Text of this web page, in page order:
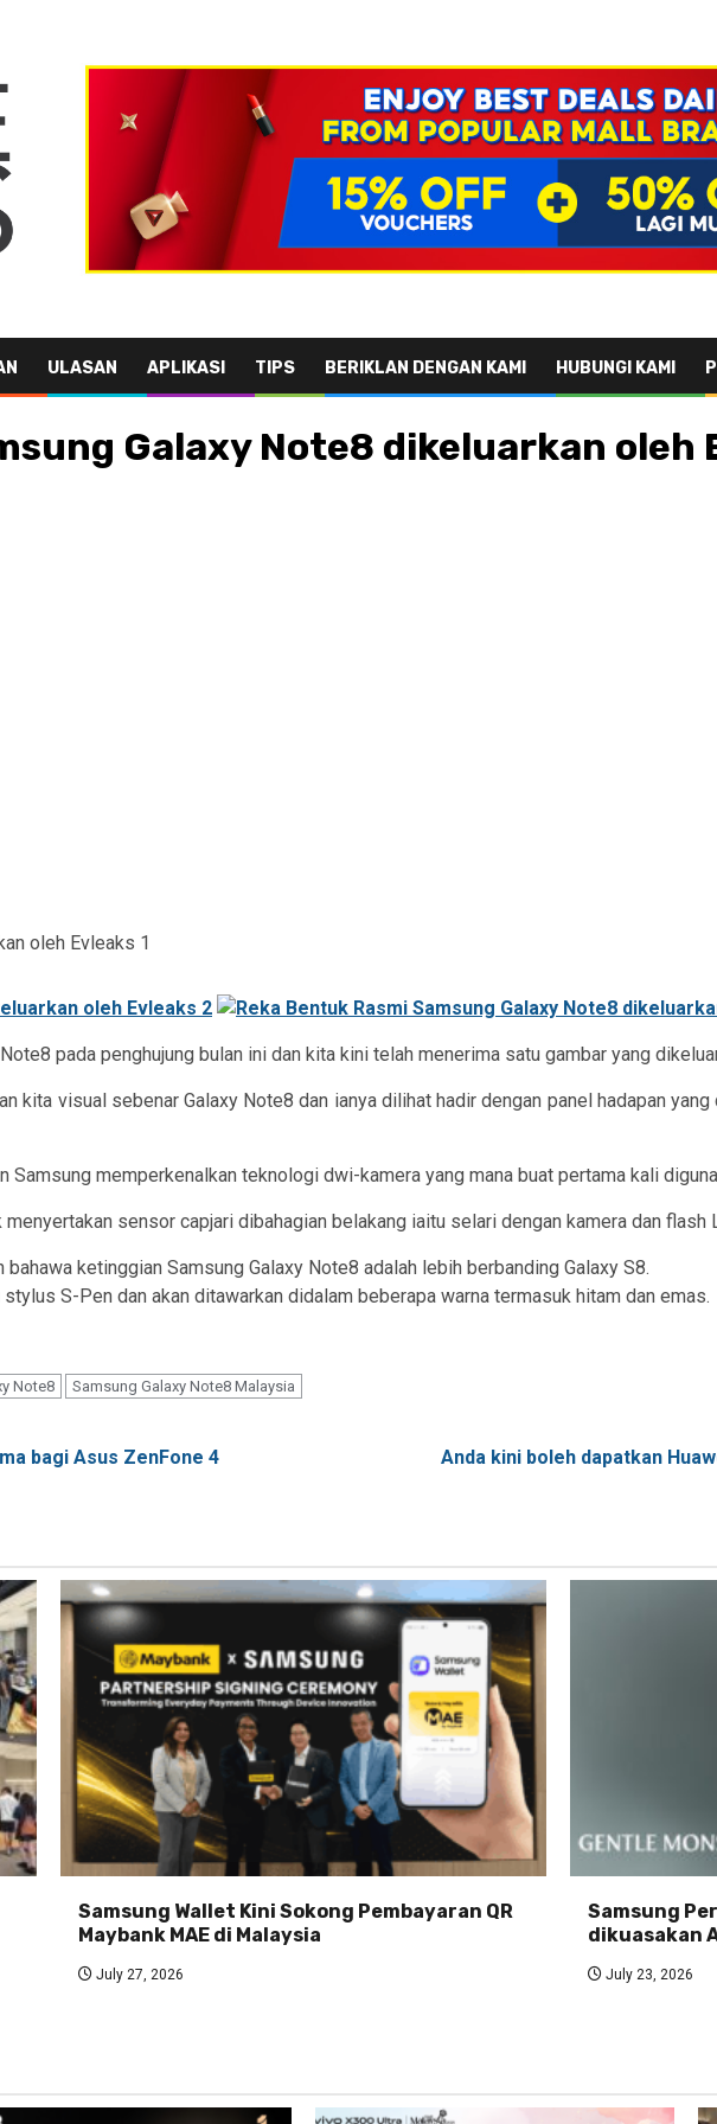
ULASAN APLIKASI TIPS BERIKLAN DENGAN KAMI HUBUNGI KAMI
Galaxy Note8 dikeluarkan oleh
pada penghujung bulan ini dan kita kini telah menerima satu gambar yang
kita visual sebenar Galaxy Note8 dan ianya dilihat hadir dengan panel hadapan
memperkenalkan teknologi dwi-kamera yang mana buat pertama kali
sensor capjari dibahagian belakang iaitu selari dengan kamera dan flash
ketinggian Samsung Galaxy Note8 adalah lebih berbanding Galaxy S8.
S-Pen dan akan ditawarkan didalam beberapa warna termasuk hitam dan emas.
Note8 Samsung Galaxy Note8 Malaysia
bagi Asus ZenFone 4
Anda kini boleh dapatkan
Samsung Wallet Kini Sokong Pembayaran QR
Maybank MAE di Malaysia
July 27, 2026
Samsung
dikuasakan
July 23, 2026